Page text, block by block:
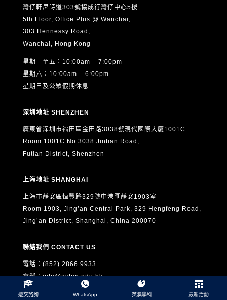
灣仔軒尼詩道303號協成行灣仔中心5樓
5th Floor, Office Plus @ Wanchai,
303 Hennessy Road,
Wanchai, Hong Kong
星期一至五：10:00am – 7:00pm
星期六：10:00am – 6:00pm
星期日及公眾假期休息
深圳地址 SHENZHEN
廣東省深圳市福田區金田路3038號現代國際大廈1001C
Room 1001C No.3038 Jintian Road,
Futian District, Shenzhen
上海地址 SHANGHAI
上海市靜安區恒豐路329號中港匯靜安1903室
Room 1903, Jing’an Central Park, 329 Hengfeng Road,
Jing’an District, Shanghai, China 200070
聯絡我們 CONTACT US
電話：(852) 2866 9933
電郵：info@aston.edu.hk
遞交諮詢 WhatsApp 英澳學科 最新活動